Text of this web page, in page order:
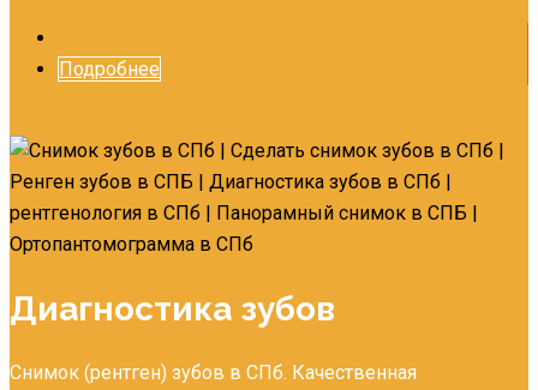
Подробнее
Диагностика зубов
Снимок (рентген) зубов в СПб. Качественная